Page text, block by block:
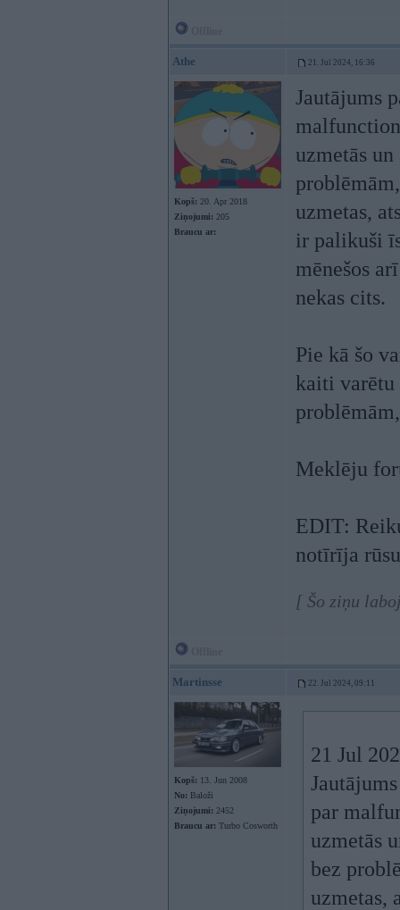
Athe 21. Jul 2024, 16:36
Kopš: 20. Apr 2018
Ziņojumi: 205
Braucu ar:
Jautājums
uzmetās
uzmetas,
ir palikuši
mēnešos
nekas cits.
Pie kā šo
kaiti varētu
Meklēju
EDIT:
notīrīja
[ Šo ziņu
Martinsse 22. Jul 2024, 09:11
Kopš: 13. Jun 2008
No: Baloži
Ziņojumi: 2452
Braucu ar: Turbo Cosworth
21 Jul
par
uzmetās
bez
uzmetas,